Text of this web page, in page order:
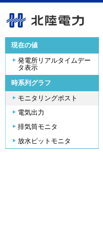
現在の値
発電所リアルタイムデー
タ表示
時系列グラフ
モニタリングポスト
電気出力
排気筒モニタ
放水ピットモニタ